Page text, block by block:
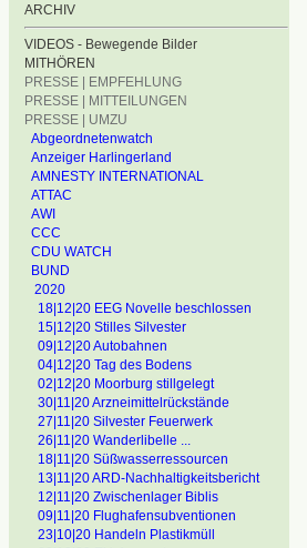
ARCHIV
VIDEOS - Bewegende Bilder
MITHÖREN
PRESSE | EMPFEHLUNG
PRESSE | MITTEILUNGEN
PRESSE | UMZU
Abgeordnetenwatch
Anzeiger Harlingerland
AMNESTY INTERNATIONAL
ATTAC
AWI
CCC
CDU WATCH
BUND
2020
18|12|20 EEG Novelle beschlossen
15|12|20 Stilles Silvester
09|12|20 Autobahnen
04|12|20 Tag des Bodens
02|12|20 Moorburg stillgelegt
30|11|20 Arzneimittelrückstände
27|11|20 Silvester Feuerwerk
26|11|20 Wanderlibelle ...
18|11|20 Süßwasserressourcen
13|11|20 ARD-Nachhaltigkeitsbericht
12|11|20 Zwischenlager Biblis
09|11|20 Flughafensubventionen
23|10|20 Handeln Plastikmüll